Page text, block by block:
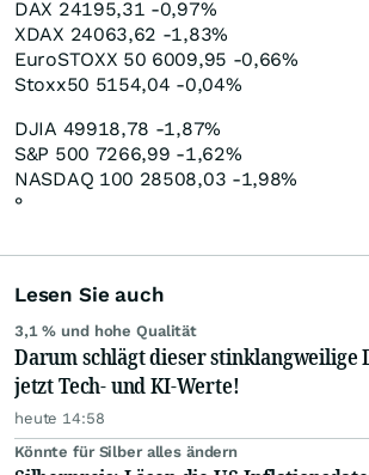
DAX 24195,31 -0,97%
XDAX 24063,62 -1,83%
EuroSTOXX 50 6009,95 -0,66%
Stoxx50 5154,04 -0,04%
DJIA 49918,78 -1,87%
S&P 500 7266,99 -1,62%
NASDAQ 100 28508,03 -1,98%
°
Lesen Sie auch
3,1 % und hohe Qualität
Darum schlägt dieser stinklangweilige
jetzt Tech- und KI-Werte!
heute 14:58
Könnte für Silber alles ändern